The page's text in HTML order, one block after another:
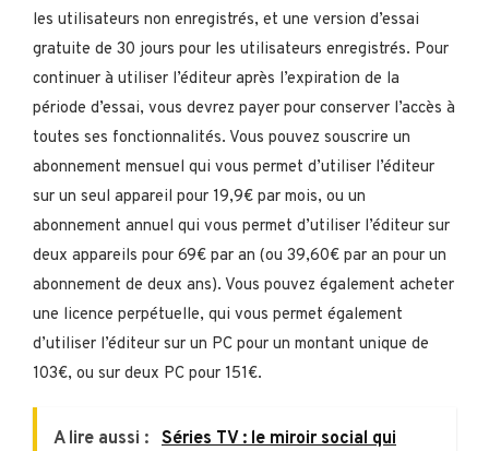
les utilisateurs non enregistrés, et une version d’essai
gratuite de 30 jours pour les utilisateurs enregistrés. Pour
continuer à utiliser l’éditeur après l’expiration de la
période d’essai, vous devrez payer pour conserver l’accès à
toutes ses fonctionnalités. Vous pouvez souscrire un
abonnement mensuel qui vous permet d’utiliser l’éditeur
sur un seul appareil pour 19,9€ par mois, ou un
abonnement annuel qui vous permet d’utiliser l’éditeur sur
deux appareils pour 69€ par an (ou 39,60€ par an pour un
abonnement de deux ans). Vous pouvez également acheter
une licence perpétuelle, qui vous permet également
d’utiliser l’éditeur sur un PC pour un montant unique de
103€, ou sur deux PC pour 151€.
A lire aussi : Séries TV : le miroir social qui